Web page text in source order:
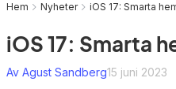
Hem Nyheter iOS 17: Smarta
iOS 17: Smarta
Av Agust Sandberg15 juni 2023